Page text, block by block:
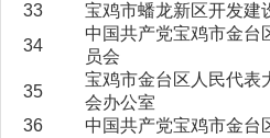
33
宝鸡市蟠龙新区开发建
34
中国共产党宝鸡市金台
员会
35
宝鸡市金台区人民代表
会办公室
36
中国共产党宝鸡市金台